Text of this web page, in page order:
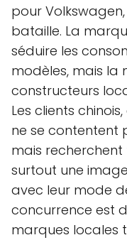
pour
bataille. La
séduire les
modèles, mais la
constructeurs
Les clients
ne se contentent
mais
surtout une
avec leur mode
concurrence est
marques locales